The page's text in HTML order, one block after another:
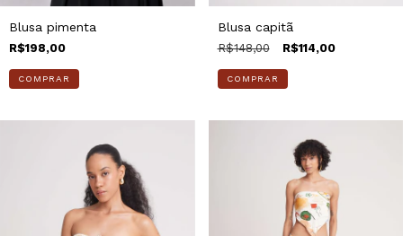
Blusa pimenta
R$198,00
COMPRAR
Blusa capitã
R$148,00 R$114,00
COMPRAR